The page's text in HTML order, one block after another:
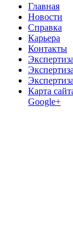
Главная
Новости
Справка
Карьера
Контакты
Карта
Google+